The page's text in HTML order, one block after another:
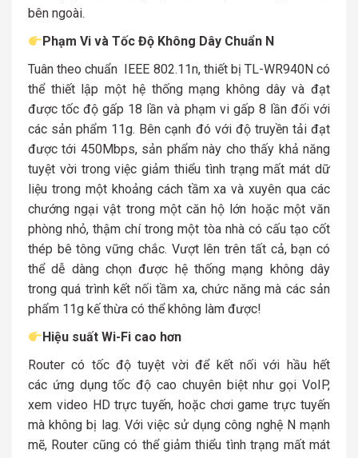
bên ngoài.
Phạm Vi và Tốc Độ Không Dây Chuẩn N
Tuân theo chuẩn IEEE 802.11n, thiết bị TL-WR940N có
thể thiết lập một hệ thống mạng không dây và đạt
được tốc độ gấp 18 lần và phạm vi gấp 8 lần đối với
các sản phẩm 11g. Bên cạnh đó với độ truyền tải đạt
được tới 450Mbps, sản phẩm này cho thấy khả năng
tuyệt vời trong việc giảm thiểu tình trạng mất mát dữ
liệu trong một khoảng cách tầm xa và xuyên qua các
chướng ngại vật trong một căn hộ lớn hoặc một văn
phòng nhỏ, thậm chí trong một tòa nhà có cấu tạo cốt
thép bê tông vững chắc. Vượt lên trên tất cả, bạn có
thể dễ dàng chọn được hệ thống mạng không dây
trong quá trình kết nối tầm xa, chức năng mà các sản
phẩm 11g kế thừa có thể không làm được!
Hiệu suất Wi-Fi cao hơn
Router có tốc độ tuyệt vời để kết nối với hầu hết
các ứng dụng tốc độ cao chuyên biệt như gọi VoIP,
xem video HD trực tuyến, hoặc chơi game trực tuyến
mà không bị lag. Với việc sử dụng công nghệ N mạnh
mẽ, Router cũng có thể giảm thiểu tình trạng mất mát